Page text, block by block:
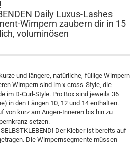
Daily Luxus-Lashes
Wimpern zaubern dir in 15
voluminösen
und längere, natürliche, füllige Wimpern
Wimpern sind im x-cross-Style, die
im D-Curl-Style. Pro Box sind jeweils 36
in den Längen 10, 12 und 14 enthalten.
von kurz am Augen-Inneren bis hin zu
setzen.
Der Kleber ist bereits auf
Die Wimpernsegmente müssen